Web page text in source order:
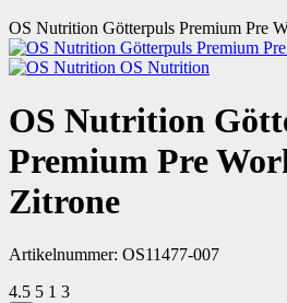
OS Nutrition Götterpuls Premium Pre
OS Nutrition
OS Nutrition
Premium Pre
Zitrone
Artikelnummer: OS11477-007
4.5 5 1 3